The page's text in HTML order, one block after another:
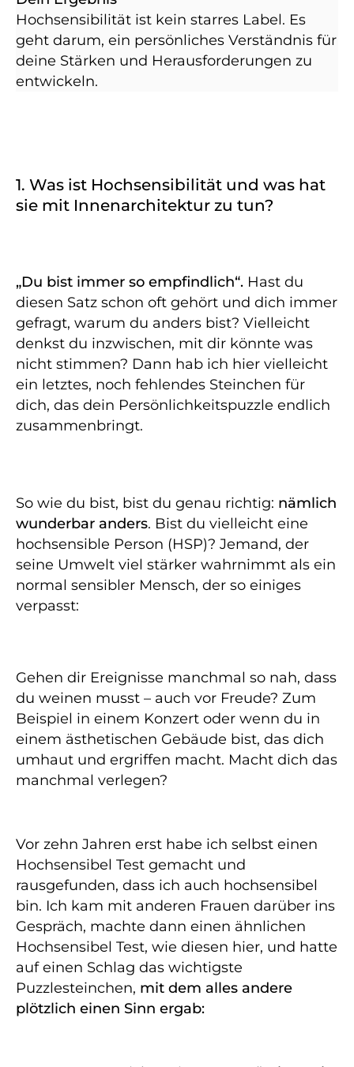
Hochsensibilität ist kein starres Label. Es
geht darum, ein persönliches Verständnis für
deine Stärken und Herausforderungen zu
entwickeln.
1. Was ist Hochsensibilität und was hat
sie mit Innenarchitektur zu tun?
„Du bist immer so empfindlich“. Hast du
diesen Satz schon oft gehört und dich immer
gefragt, warum du anders bist? Vielleicht
denkst du inzwischen, mit dir könnte was
nicht stimmen? Dann hab ich hier vielleicht
ein letztes, noch fehlendes Steinchen für
dich, das dein Persönlichkeitspuzzle endlich
zusammenbringt.
So wie du bist, bist du genau richtig: nämlich
wunderbar anders. Bist du vielleicht eine
hochsensible Person (HSP)? Jemand, der
seine Umwelt viel stärker wahrnimmt als ein
normal sensibler Mensch, der so einiges
verpasst:
Gehen dir Ereignisse manchmal so nah, dass
du weinen musst – auch vor Freude? Zum
Beispiel in einem Konzert oder wenn du in
einem ästhetischen Gebäude bist, das dich
umhaut und ergriffen macht. Macht dich das
manchmal verlegen?
Vor zehn Jahren erst habe ich selbst einen
Hochsensibel Test gemacht und
rausgefunden, dass ich auch hochsensibel
bin. Ich kam mit anderen Frauen darüber ins
Gespräch, machte dann einen ähnlichen
Hochsensibel Test, wie diesen hier, und hatte
auf einen Schlag das wichtigste
Puzzlesteinchen, mit dem alles andere
plötzlich einen Sinn ergab: